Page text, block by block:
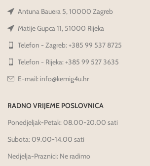
Antuna Bauera 5, 10000 Zagreb
Matije Gupca 11, 51000 Rijeka
Telefon - Zagreb: +385 99 537 8725
Telefon - Rijeka: +385 99 527 3635
E-mail: info@kemig4u.hr
RADNO VRIJEME POSLOVNICA
Ponedjeljak-Petak: 08.00-20.00 sati
Subota: 09.00-14.00 sati
Nedjelja-Praznici: Ne radimo